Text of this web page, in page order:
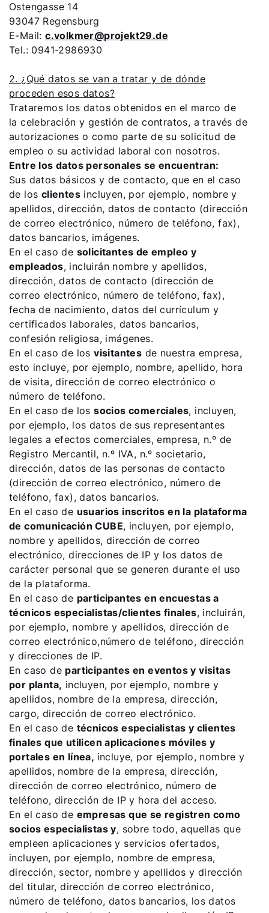
Ostengasse 14
93047 Regensburg
E-Mail:c.volkmer@projekt29.de
Tel.: 0941-2986930
2. ¿Qué datos se van a tratar y de dónde
proceden esos datos?
Trataremos los datos obtenidos en el marco de
la celebración y gestión de contratos, a través de
autorizaciones o como parte de su solicitud de
empleo o su actividad laboral con nosotros.
Entre los datos personales se encuentran:
Sus datos básicos y de contacto, que en el caso
de los clientes incluyen, por ejemplo, nombre y
apellidos, dirección, datos de contacto (dirección
de correo electrónico, número de teléfono, fax),
datos bancarios, imágenes.
En el caso de solicitantes de empleo y
empleados, incluirán nombre y apellidos,
dirección, datos de contacto (dirección de
correo electrónico, número de teléfono, fax),
fecha de nacimiento, datos del currículum y
certificados laborales, datos bancarios,
confesión religiosa, imágenes.
En el caso de losvisitantes de nuestra empresa,
esto incluye, por ejemplo, nombre, apellido, hora
de visita, dirección de correo electrónico o
número de teléfono.
En el caso de lossocios comerciales, incluyen,
por ejemplo, los datos de sus representantes
legales a efectos comerciales, empresa, n.º de
Registro Mercantil, n.º IVA, n.º societario,
dirección, datos de las personas de contacto
(dirección de correo electrónico, número de
teléfono, fax), datos bancarios.
En el caso de usuarios inscritos en la plataforma
de comunicación CUBE, incluyen, por ejemplo,
nombre y apellidos, dirección de correo
electrónico, direcciones de IP y los datos de
carácter personal que se generen durante el uso
de la plataforma.
En el caso de participantes en encuestas a
técnicos especialistas/clientes finales, incluirán,
por ejemplo, nombre y apellidos, dirección de
correo electrónico,número de teléfono, dirección
y direcciones de IP.
En caso de participantes en eventos y visitas
por planta, incluyen, por ejemplo, nombre y
apellidos, nombre de la empresa, dirección,
cargo, dirección de correo electrónico.
En el caso de técnicos especialistas y clientes
finales que utilicen aplicaciones móviles y
portales en línea, incluye, por ejemplo, nombre y
apellidos, nombre de la empresa, dirección,
dirección de correo electrónico, número de
teléfono, dirección de IP y hora del acceso.
En el caso de empresas que se registren como
socios especialistas y, sobre todo, aquellas que
empleen aplicaciones y servicios ofertados,
incluyen, por ejemplo, nombre de empresa,
dirección, sector, nombre y apellidos y dirección
del titular, dirección de correo electrónico,
número de teléfono, datos bancarios, los datos